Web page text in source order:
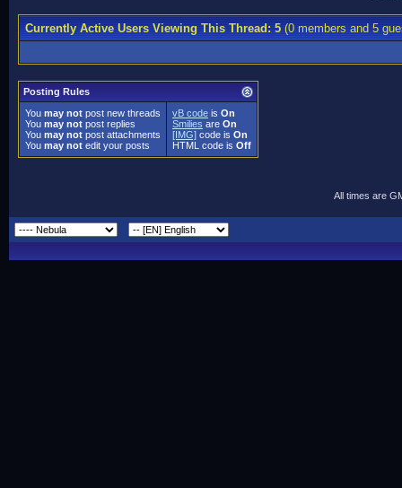
Currently Active Users Viewing This Thread: 5(0 members and 5
Posting Rules
You may not post new threads
You may not post replies
You may not post attachments
You may not edit your posts
vB code is On
Smilies are On
[IMG] code is On
HTML code is Off
All times are